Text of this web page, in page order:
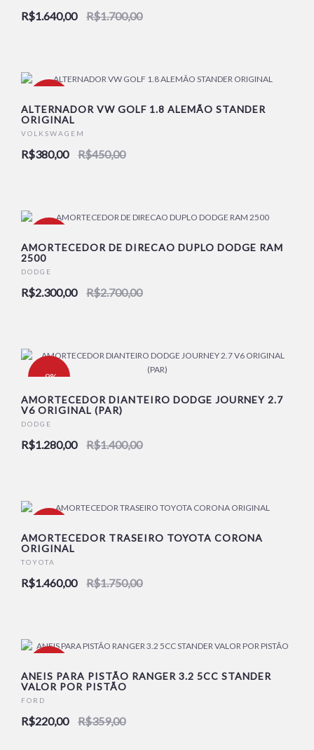
R$1.640,00 R$1.700,00
ALTERNADOR VW GOLF 1.8 ALEMÃO STANDER
ORIGINAL
VOLKSWAGEM
R$380,00 R$450,00
AMORTECEDOR DE DIRECAO DUPLO DODGE RAM
2500
DODGE
R$2.300,00 R$2.700,00
-9%
AMORTECEDOR DIANTEIRO DODGE JOURNEY 2.7
V6 ORIGINAL (PAR)
DODGE
R$1.280,00 R$1.400,00
AMORTECEDOR TRASEIRO TOYOTA CORONA
ORIGINAL
TOYOTA
R$1.460,00 R$1.750,00
ANEIS PARA PISTÃO RANGER 3.2 5CC STANDER
VALOR POR PISTÃO
FORD
R$220,00 R$359,00